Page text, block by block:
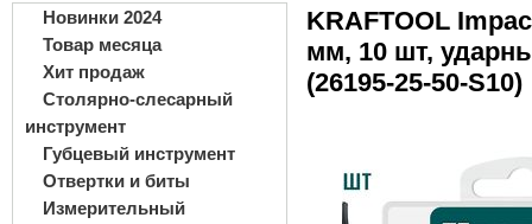
Новинки 2024
Товар месяца
Хит продаж
Столярно-слесарный
инструмент
Губцевый инструмент
Отвертки и биты
Измерительный
KRAFTOOL
мм, 10 шт,
(26195-25-50-S10)